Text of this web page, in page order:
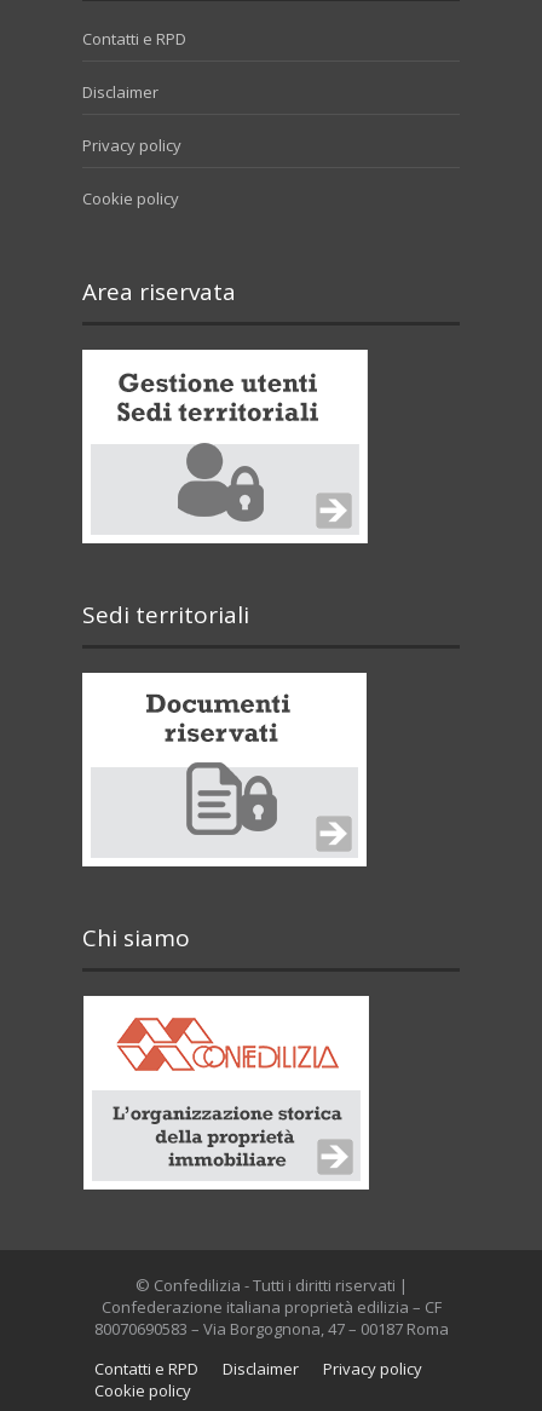
Contatti e RPD
Disclaimer
Privacy policy
Cookie policy
Area riservata
Sedi territoriali
Chi siamo
© Confedilizia - Tutti i diritti riservati |
Confederazione italiana proprietà edilizia – CF
80070690583 – Via Borgognona, 47 – 00187 Roma
Contatti e RPD
Disclaimer
Privacy policy
Cookie policy